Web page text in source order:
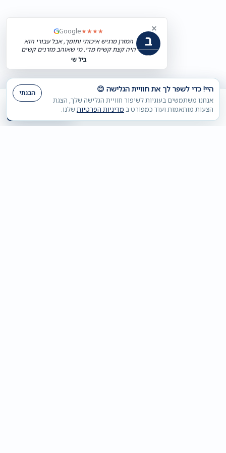
₪2,390
×
ב
★★★★
Google
G
המזרן מרגיש איכותי ותומך, אבל עבורי הוא
היה קצת קשיח מדי. מי שאוהב מזרנים קשים
כנראה ייהנה ממנו יותר.
ביל ש׳
היי! כדי לשפר לך את חוויית הגלישה 😊
אנחנו משתמשים בעוגיות לשיפור חוויית הגלישה שלך, הצגת
הצעות מותאמות ועוד כמפורט ב מדיניות הפרטיות שלנו.
הבנתי